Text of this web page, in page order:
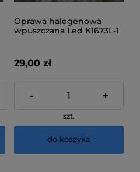
Oprawa halogenowa
wpuszczana Led K1673L-1
29,00 zł
- +
szt.
do koszyka